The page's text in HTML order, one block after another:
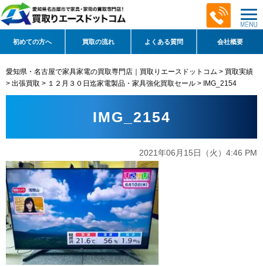
初めての方へ 買取の流れ よくある質問 会社概要
愛知県・名古屋で家具家電の買取専門店｜買取りエースドットコム > 買取実績
> 出張買取 > １２月３０日迄家電製品・家具強化買取セール > IMG_2154
IMG_2154
2021年06月15日（火）4:46 PM